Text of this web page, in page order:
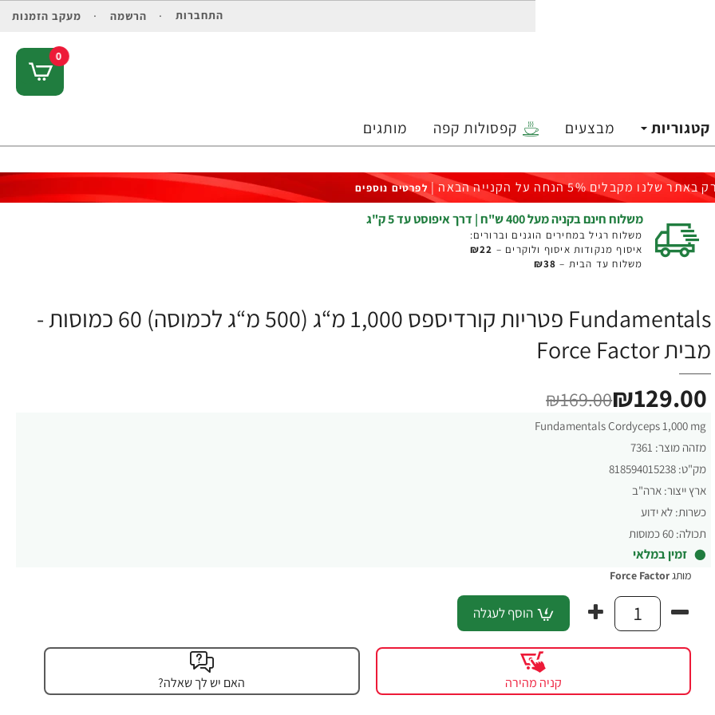
התחברות הרשמה מעקב הזמנות
0
קטגוריות מבצעים קפסולות קפה מותגים
באתר שלנו מקבלים 5% הנחה על הקנייה הבאה | לפרטים נוספים
משלוח חינם בקניה מעל 400 ש"ח | דרך איפוסט עד 5 ק"ג
משלוח רגיל במחירים הוגנים וברורים:
איסוף מנקודות איסוף ולוקרים – ₪22
משלוח עד הבית – ₪38
Fundamentals פטריות קורדיספס 1,000 מ“ג (500 מ“ג לכמוסה) 60 כמוסות -
מבית Force Factor
Fundamentals Cordyceps 1,000 mg
מזהה מוצר: 7361
מק"ט: 818594015238
ארץ ייצור: ארה"ב
כשרות: לא ידוע
תכולה: 60 כמוסות
זמין במלאי
₪129.00
₪169.00
מותגForce Factor‏
הוסף לעגלה
קניה מהירה האם יש לך שאלה?